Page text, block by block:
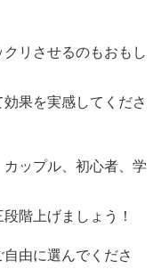
リさせるのもおもし
果を実感してくださ
ップル、初心者、学
階上げましょう！
由に選んでくださ